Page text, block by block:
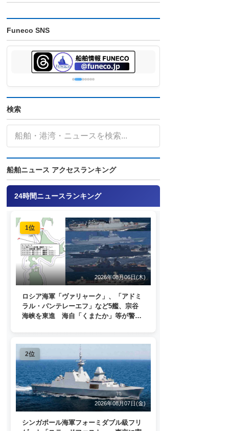
Funeco SNS
検索
船舶ニュース アクセスランキング
24時間ニュースランキング
1位
2026年08月06日(木)
ロシア海軍「ヴァリャーク」、「アドミ
ラル・パンテレーエフ」など5艦、宗谷
海峡を東進 海自「くまたか」等が警戒
2位
2026年08月07日(金)
シンガポール海軍フォーミダブル級フリ